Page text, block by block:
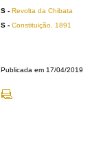
S - Revolta da Chibata
S - Constituição, 1891
Publicada em 17/04/2019